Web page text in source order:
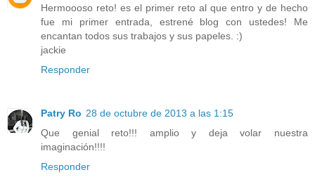
Hermoooso reto! es el primer reto al que entro y de hecho
fue mi primer entrada, estrené blog con ustedes! Me
encantan todos sus trabajos y sus papeles. :)
jackie
Responder
Patry Ro 28 de octubre de 2013 a las 1:15
Que genial reto!!! amplio y deja volar nuestra
imaginación!!!!
Responder